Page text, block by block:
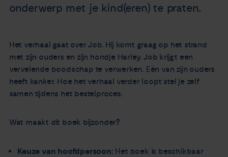
Zorgverleners
Contact
onderwerp met je kind(eren) te praten.
Het verhaal gaat over Job. Hij komt graag op het strand
met zijn ouders en zijn hondje Harley. Job krijgt een
vervelende boodschap te verwerken. Eén van zijn ouders
heeft kanker. Hoe het verhaal verder loopt stel je zelf
samen tijdens het bestelproces.
Wat maakt dit boek bijzonder?
Keuze van hoofdpersoon: Het boek is beschikbaar